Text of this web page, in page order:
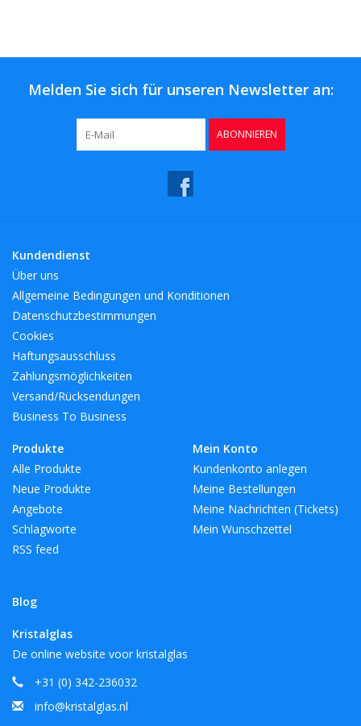
Bar & Wein
Melden Sie sich für unseren Newsletter an:
ABONNIEREN
Kundendienst
Über uns
Allgemeine Bedingungen und Konditionen
Datenschutzbestimmungen
Cookies
Haftungsausschluss
Zahlungsmöglichkeiten
Versand/Rücksendungen
Business To Business
Produkte
Alle Produkte
Neue Produkte
Angebote
Schlagworte
RSS feed
Blog
Mein Konto
Kundenkonto anlegen
Meine Bestellungen
Meine Nachrichten (Tickets)
Mein Wunschzettel
Kristalglas
De online website voor kristalglas
+31 (0) 342-236032
info@kristalglas.nl